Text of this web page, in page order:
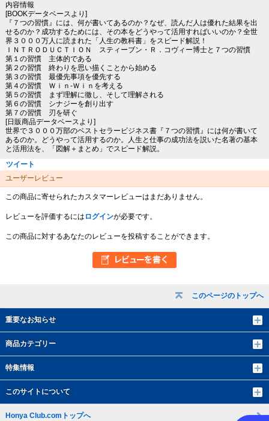
このページのトップへ
重要なお知らせ
商品カテゴリー
特集情報
このサイトについて
内容情報
[BOOKデータベースより]
『７つの習慣』には、何が書いてあるのか？なぜ、読んだ人は優れた結果を出
せるのか？成功するためには、その本をどうやって活用すればいいのか？全世
界３０００万人に読まれた「人生の教科書」をスピード解説！
ＩＮＴＲＯＤＵＣＴＩＯＮ スティーブン・Ｒ．コヴィー博士と７つの習慣
第１の習慣 主体的である
第２の習慣 終わりを思い描くことから始める
第３の習慣 最優先事項を優先する
第４の習慣 Ｗｉｎ‐Ｗｉｎを考える
第５の習慣 まず理解に徹し、そして理解される
第６の習慣 シナジーを創り出す
第７の習慣 刃を研ぐ
[日販商品データベースより]
世界で３０００万部のベストセラービジネス書『７つの習慣』には何が書いて
あるのか。どうやって活用するのか。人生と仕事の成功法を説いた名著の基本
と活用法を、「図解＋まとめ」でスピード解説。
ツイート
ユーザーレビュー
この商品に寄せられたカスタマーレビューはまだありません。
レビューを評価するには ログインが必要です。
この商品に対するあなたのレビューを投稿することができます。
Honya Club.comトップへ